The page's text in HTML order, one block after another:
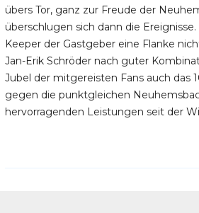
übers Tor, ganz zur Freude der
überschlugen sich dann die
Keeper der Gastgeber eine Flanke
Jan-Erik Schröder nach guter
Jubel der mitgereisten Fans auch das
gegen die punktgleichen
hervorragenden Leistungen seit der